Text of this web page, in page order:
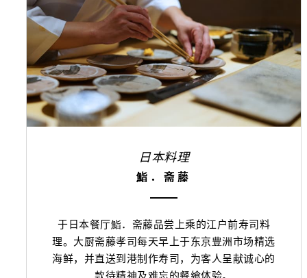
日本料理
鮨．斋藤
于日本餐厅鮨．斋藤品尝上乘的江户前寿司料
理。大厨斋藤孝司每天早上于东京豊洲市场精选
海鲜，并直送到港制作寿司，为客人呈献诚心的
款待精神及难忘的餐飨体验。